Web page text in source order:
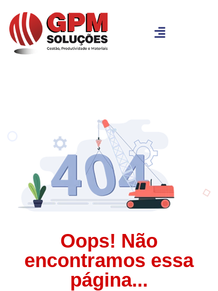
Oops! Não
encontramos essa
página...